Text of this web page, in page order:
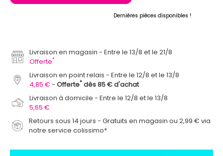
Dernières pièces disponibles !
Livraison en magasin
Entre le 13/8 et le 21/8
Offerte*
Livraison en point relais
Entre le 12/8 et le 13/8
4,85 €
Offerte* dès 85 € d'achat
Livraison à domicile
Entre le 12/8 et le 13/8
5,65 €
Retours sous 14 jours - Gratuits en magasin ou 2,99 € via
notre service colissimo*